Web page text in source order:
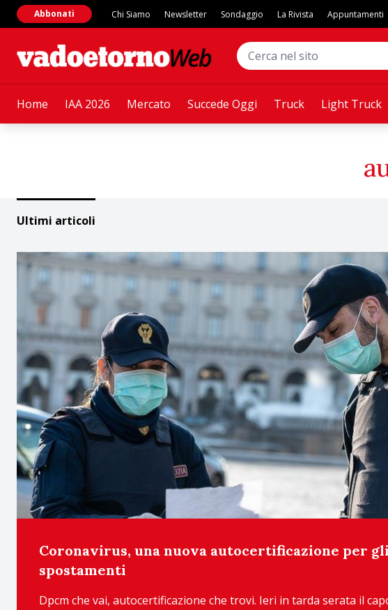
Home IAA 2026 Mercato Succede Oggi Truck Light Truck
Abbonati Chi Siamo Newsletter Sondaggio La Rivista Appuntamenti
Ultimi articoli
Coronavirus, una nuova autocertificazione per gli
spostamenti
Dpcm che vai, autocertificazione che trovi. Ieri in tarda serata il